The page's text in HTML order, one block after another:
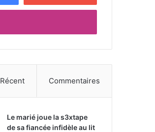
Récent Commentaires
Le marié joue la s3xtape
de sa fiancée infidèle au lit